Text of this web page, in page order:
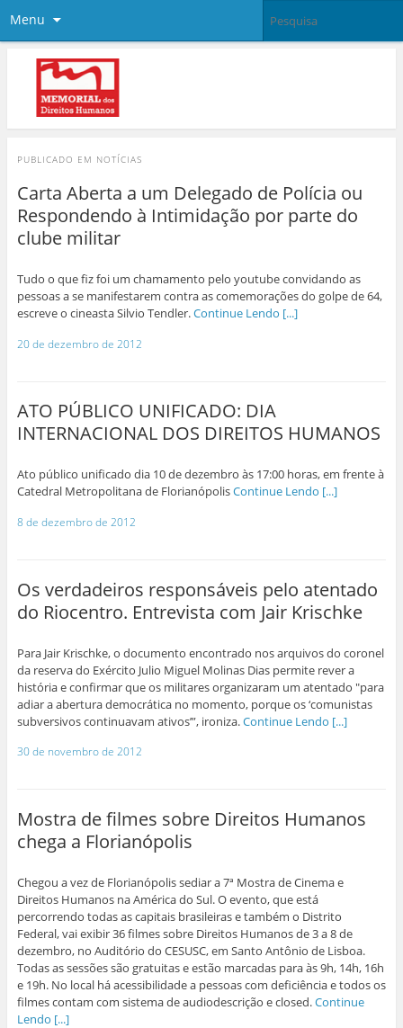
Menu
PUBLICADO EM NOTÍCIAS
Carta Aberta a um Delegado de Polícia ou
Respondendo à Intimidação por parte do
clube militar
Tudo o que fiz foi um chamamento pelo youtube convidando as
pessoas a se manifestarem contra as comemorações do golpe de 64,
escreve o cineasta Silvio Tendler.Continue Lendo [...]
20 de dezembro de 2012
ATO PÚBLICO UNIFICADO: DIA
INTERNACIONAL DOS DIREITOS HUMANOS
Ato público unificado dia 10 de dezembro às 17:00 horas, em frente à
Catedral Metropolitana de FlorianópolisContinue Lendo [...]
8 de dezembro de 2012
Os verdadeiros responsáveis pelo atentado
do Riocentro. Entrevista com Jair Krischke
Para Jair Krischke, o documento encontrado nos arquivos do coronel
da reserva do Exército Julio Miguel Molinas Dias permite rever a
história e confirmar que os militares organizaram um atentado "para
adiar a abertura democrática no momento, porque os ‘comunistas
subversivos continuavam ativos’”, ironiza.Continue Lendo [...]
30 de novembro de 2012
Mostra de filmes sobre Direitos Humanos
chega a Florianópolis
Chegou a vez de Florianópolis sediar a 7ª Mostra de Cinema e
Direitos Humanos na América do Sul. O evento, que está
percorrendo todas as capitais brasileiras e também o Distrito
Federal, vai exibir 36 filmes sobre Direitos Humanos de 3 a 8 de
dezembro, no Auditório do CESUSC, em Santo Antônio de Lisboa.
Todas as sessões são gratuitas e estão marcadas para às 9h, 14h, 16h
e 19h. No local há acessibilidade a pessoas com deficiência e todos os
filmes contam com sistema de audiodescrição e closed.Continue
Lendo [...]